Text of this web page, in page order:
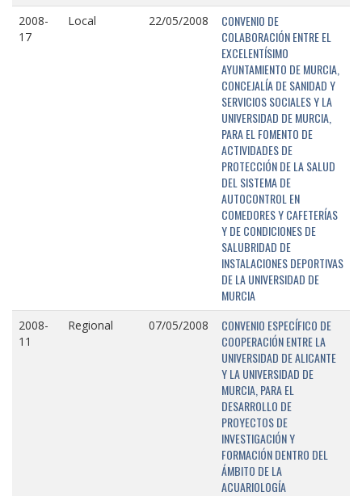
2008-
17
Local 22/05/2008
CONVENIO DE
COLABORACIÓN ENTRE EL
EXCELENTÍSIMO
AYUNTAMIENTO DE MURCIA,
CONCEJALÍA DE SANIDAD Y
SERVICIOS SOCIALES Y LA
UNIVERSIDAD DE MURCIA,
PARA EL FOMENTO DE
ACTIVIDADES DE
PROTECCIÓN DE LA SALUD
DEL SISTEMA DE
AUTOCONTROL EN
COMEDORES Y CAFETERÍAS
Y DE CONDICIONES DE
SALUBRIDAD DE
INSTALACIONES DEPORTIVAS
DE LA UNIVERSIDAD DE
MURCIA
2008-
11
Regional 07/05/2008
CONVENIO ESPECÍFICO DE
COOPERACIÓN ENTRE LA
UNIVERSIDAD DE ALICANTE
Y LA UNIVERSIDAD DE
MURCIA, PARA EL
DESARROLLO DE
PROYECTOS DE
INVESTIGACIÓN Y
FORMACIÓN DENTRO DEL
ÁMBITO DE LA
ACUARIOLOGÍA